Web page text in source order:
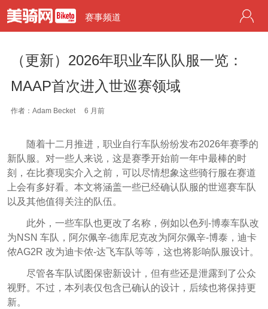
赛事频道
（更新）2026年职业车队队服一览：
MAAP首次进入世巡赛领域
作者：Adam Becket 6 月前
随着十二月推进，职业自行车队纷纷发布2026年赛季的
新队服。对一些人来说，这是赛季开始前一年中最棒的时
刻，在比赛现实介入之前，可以尽情想象这些骑行服在赛道
上会有多好看。本文将涵盖一些已经确认队服的世巡赛车队
以及其他值得关注的队伍。
此外，一些车队也更改了名称，例如以色列-博泰车队改
为NSN 车队，阿尔佩辛-德库尼克改为阿尔佩辛-博泰，迪卡
侬AG2R 改为迪卡侬-达飞车队等等，这也将影响队服设计。
尽管各车队试图保密新设计，但有些还是泄露到了公众
视野。不过，本列表仅包含已确认的设计，后续也将保持更
新。